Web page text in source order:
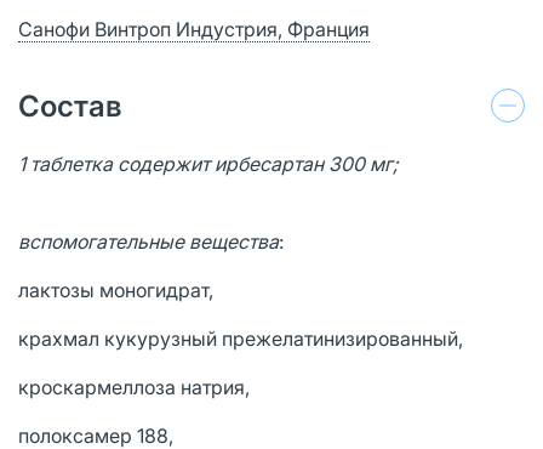
Санофи Винтроп Индустрия, Франция
Состав
1 таблетка содержит ирбесартан 300 мг;
вспомогательные вещества:
лактозы моногидрат,
крахмал кукурузный прежелатинизированный,
кроскармеллоза натрия,
полоксамер 188,